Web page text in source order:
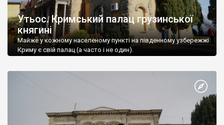
Утьос. Кримський палац грузинської
княгині
Майже у кожному населеному пункті на південному узбережжі
Криму є свій палац (а часто і не один).